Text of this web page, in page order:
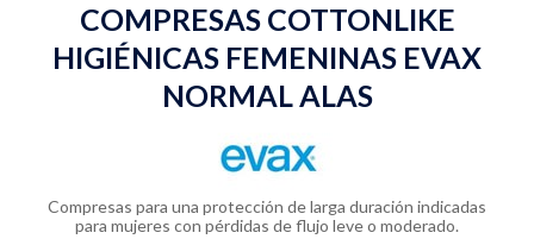
COMPRESAS COTTONLIKE
HIGIÉNICAS FEMENINAS EVAX
NORMAL ALAS
Compresas para una protección de larga duración indicadas
para mujeres con pérdidas de flujo leve o moderado.